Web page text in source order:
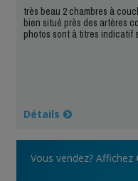
très beau 2 chambres à
bien situé près des artères
photos sont à titres indicatif
Détails
Vous vendez? Affichez